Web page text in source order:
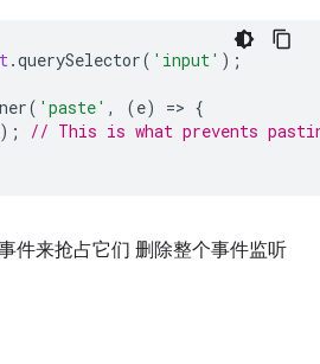
.querySelector( 'input' );
( 'paste' , (e) => {
// This is what prevents
件来抢占它们 删除整个事件监听